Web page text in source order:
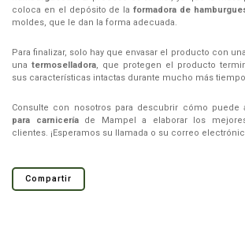
coloca en el depósito de laformadora de
moldes, que le dan la forma adecuada.
Para finalizar, solo hay que envasar el producto con una
una termoselladora, que protegen el producto
sus características intactas durante mucho más
Consulte con nosotros para descubrir cómo puede
para carniceríade Mampel a elaborar los
clientes. ¡Esperamos su llamada o su correo
Compartir